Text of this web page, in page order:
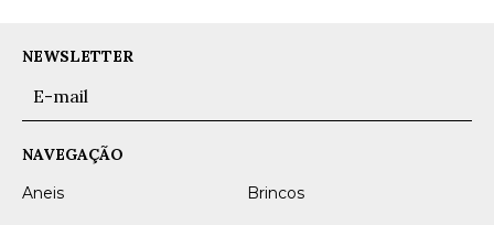
NEWSLETTER
NAVEGAÇÃO
Aneis
Brincos